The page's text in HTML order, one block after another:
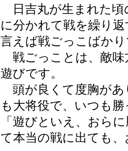
日吉丸が生まれた頃
に分かれて戦を繰り
言えば戦ごっこばか
戦ごっことは、敵味
遊びです。
頭が良くて度胸があ
も大将役で、いつも
「遊びといえ、おら
て本当の戦に出ても